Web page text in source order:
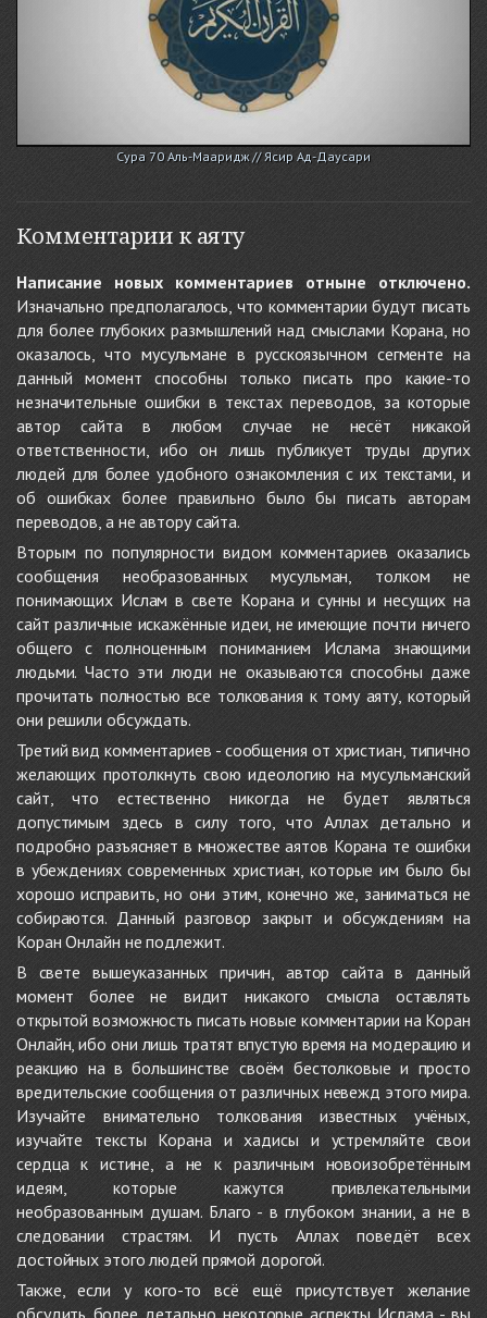
Сура 70 Аль-Мааридж // Ясир Ад-Даусари
Комментарии к аяту
Написание новых комментариев отныне отключено.
Изначально предполагалось, что комментарии будут писать
для более глубоких размышлений над смыслами Корана, но
оказалось, что мусульмане в русскоязычном сегменте на
данный момент способны только писать про какие-то
незначительные ошибки в текстах переводов, за которые
автор сайта в любом случае не несёт никакой
ответственности, ибо он лишь публикует труды других
людей для более удобного ознакомления с их текстами, и
об ошибках более правильно было бы писать авторам
переводов, а не автору сайта.
Вторым по популярности видом комментариев оказались
сообщения необразованных мусульман, толком не
понимающих Ислам в свете Корана и сунны и несущих на
сайт различные искажённые идеи, не имеющие почти ничего
общего с полноценным пониманием Ислама знающими
людьми. Часто эти люди не оказываются способны даже
прочитать полностью все толкования к тому аяту, который
они решили обсуждать.
Третий вид комментариев - сообщения от христиан, типично
желающих протолкнуть свою идеологию на мусульманский
сайт, что естественно никогда не будет являться
допустимым здесь в силу того, что Аллах детально и
подробно разъясняет в множестве аятов Корана те ошибки
в убеждениях современных христиан, которые им было бы
хорошо исправить, но они этим, конечно же, заниматься не
собираются. Данный разговор закрыт и обсуждениям на
Коран Онлайн не подлежит.
В свете вышеуказанных причин, автор сайта в данный
момент более не видит никакого смысла оставлять
открытой возможность писать новые комментарии на Коран
Онлайн, ибо они лишь тратят впустую время на модерацию и
реакцию на в большинстве своём бестолковые и просто
вредительские сообщения от различных невежд этого мира.
Изучайте внимательно толкования известных учёных,
изучайте тексты Корана и хадисы и устремляйте свои
сердца к истине, а не к различным новоизобретённым
идеям, которые кажутся привлекательными
необразованным душам. Благо - в глубоком знании, а не в
следовании страстям. И пусть Аллах поведёт всех
достойных этого людей прямой дорогой.
Также, если у кого-то всё ещё присутствует желание